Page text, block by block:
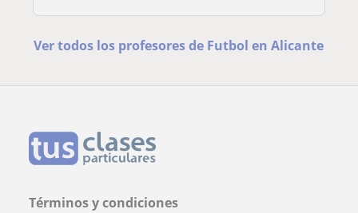
Ver todos los profesores de Futbol en Alicante
Términos y condiciones